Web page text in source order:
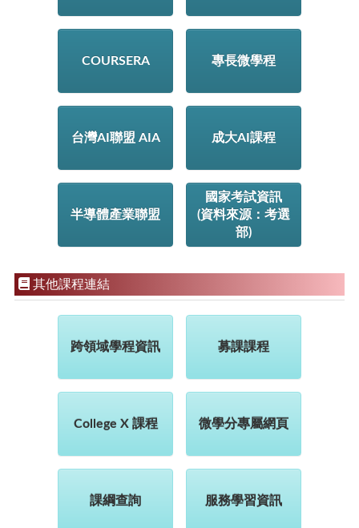
COURSERA 專長微學程
台灣AI聯盟 AIA 成大AI課程
半導體產業聯盟
國家考試資訊
(資料來源：考選
部)
其他課程連結
跨領域學程資訊 募課課程
College X 課程 微學分專屬網頁
課綱查詢 服務學習資訊